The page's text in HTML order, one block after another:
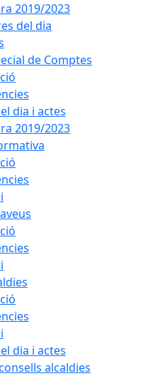
2019/2023
del dia
de Comptes
dia i actes
2019/2023
dia i actes
alcaldies